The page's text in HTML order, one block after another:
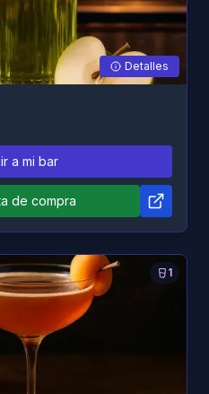
Detalles
a mi bar
de compra
1